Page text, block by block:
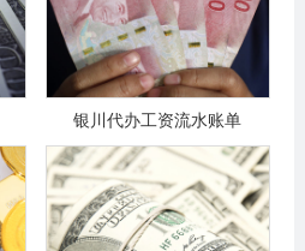
银川代办工资流水账单